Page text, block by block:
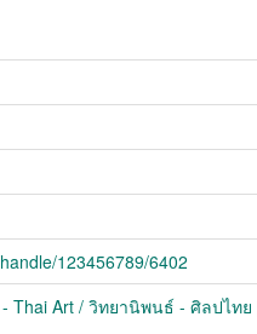
123456789/6402
Thai Art / วิทยานิพนธ์ - ศิลปไทย